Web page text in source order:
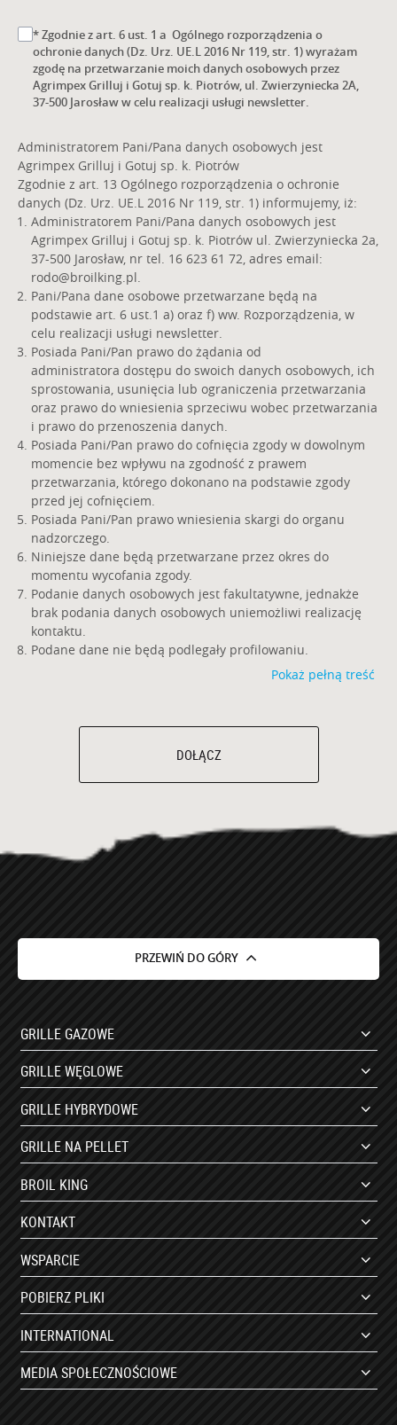
* Zgodnie z art. 6 ust. 1 a Ogólnego rozporządzenia o
ochronie danych (Dz. Urz. UE.L 2016 Nr 119, str. 1) wyrażam
zgodę na przetwarzanie moich danych osobowych przez
Agrimpex Grilluj i Gotuj sp. k. Piotrów, ul. Zwierzyniecka 2A,
37-500 Jarosław w celu realizacji usługi newsletter.
Administratorem Pani/Pana danych osobowych jest
Agrimpex Grilluj i Gotuj sp. k. Piotrów
Zgodnie z art. 13 Ogólnego rozporządzenia o ochronie
danych (Dz. Urz. UE.L 2016 Nr 119, str. 1) informujemy, iż:
Administratorem Pani/Pana danych osobowych jest
Agrimpex Grilluj i Gotuj sp. k. Piotrów ul. Zwierzyniecka 2a,
37-500 Jarosław, nr tel. 16 623 61 72, adres email:
rodo@broilking.pl
Pani/Pana dane osobowe przetwarzane będą na
podstawie art. 6 ust.1 a) oraz f) ww. Rozporządzenia, w
celu realizacji usługi newsletter.
Posiada Pani/Pan prawo do żądania od
administratora dostępu do swoich danych osobowych, ich
sprostowania, usunięcia lub ograniczenia przetwarzania
oraz prawo do wniesienia sprzeciwu wobec przetwarzania
i prawo do przenoszenia danych.
Posiada Pani/Pan prawo do cofnięcia zgody w dowolnym
momencie bez wpływu na zgodność z prawem
przetwarzania, którego dokonano na podstawie zgody
przed jej cofnięciem.
Posiada Pani/Pan prawo wniesienia skargi do organu
nadzorczego.
Niniejsze dane będą przetwarzane przez okres do
momentu wycofania zgody.
Podanie danych osobowych jest fakultatywne, jednakże
brak podania danych osobowych uniemożliwi realizację
kontaktu.
Podane dane nie będą podlegały profilowaniu.
Pokaż pełną treść
DOŁĄCZ
PRZEWIŃ DO GÓRY
GRILLE GAZOWE
GRILLE WĘGLOWE
GRILLE HYBRYDOWE
GRILLE NA PELLET
BROIL KING
KONTAKT
WSPARCIE
POBIERZ PLIKI
INTERNATIONAL
MEDIA SPOŁECZNOŚCIOWE